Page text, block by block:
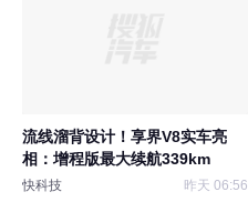
流线溜背设计！享界V8实车亮
相：增程版最大续航339km
快科技 昨天 06:56